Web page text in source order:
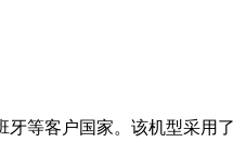
等客户国家。该机型采